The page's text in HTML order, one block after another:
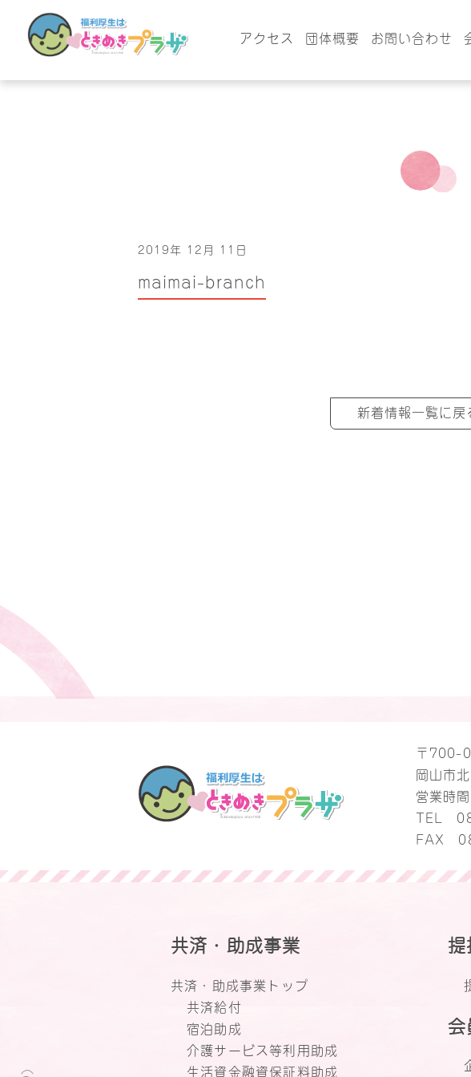
アクセス 団体概要 お問い合わせ
2019年 12月 11日
maimai-branch
新着情報一覧に戻
〒700-
岡山市
営業時
TEL
FAX
共済・助成事業
共済・助成事業トップ
共済給付
宿泊助成
介護サービス等利用助成
生活資金融資保証料助成